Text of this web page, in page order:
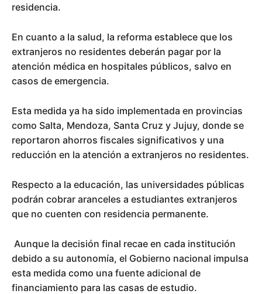
residencia.
En cuanto a la salud, la reforma establece que los
extranjeros no residentes deberán pagar por la
atención médica en hospitales públicos, salvo en
casos de emergencia.
Esta medida ya ha sido implementada en provincias
como Salta, Mendoza, Santa Cruz y Jujuy, donde se
reportaron ahorros fiscales significativos y una
reducción en la atención a extranjeros no residentes.
Respecto a la educación, las universidades públicas
podrán cobrar aranceles a estudiantes extranjeros
que no cuenten con residencia permanente.
Aunque la decisión final recae en cada institución
debido a su autonomía, el Gobierno nacional impulsa
esta medida como una fuente adicional de
financiamiento para las casas de estudio.